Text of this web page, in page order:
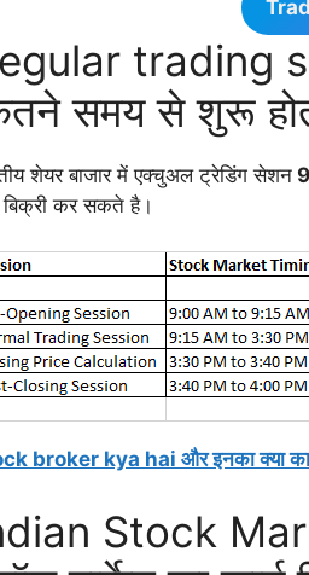
trading
समय से शुरू
शेयर बाजार में एक्चुअल ट्रेडिंग सेशन
कर सकते है।
broker kya hai और इनका क्या
Stock